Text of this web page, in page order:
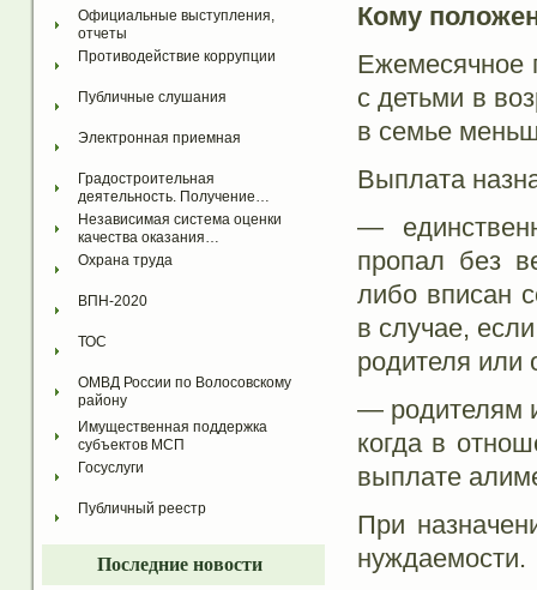
Официальные выступления,
отчеты
Противодействие коррупции
Публичные слушания
Электронная приемная
Градостроительная
деятельность. Получение…
Независимая система оценки
качества оказания…
Охрана труда
ВПН-2020
ТОС
ОМВД России по Волосовскому
району
Имущественная поддержка
субъектов МСП
Госуслуги
Публичный реестр
Последние новости
Кому
Ежемесячное
с детьми в
в семье
Выплата
—
пропал без
либо вписан
в случае,
родителя или
— родителям
когда в
выплате
При
нуждаемости.